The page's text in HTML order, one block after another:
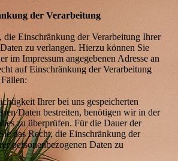
der Verarbeitung
die Einschränkung der Verarbeitung Ihrer
zu verlangen. Hierzu können Sie
im Impressum angegebenen Adresse an
auf Einschränkung der Verarbeitung
Ihrer bei uns gespeicherten
Daten bestreiten, benötigen wir in der
zu überprüfen. Für die Dauer der
das Recht, die Einschränkung der
personenbezogenen Daten zu